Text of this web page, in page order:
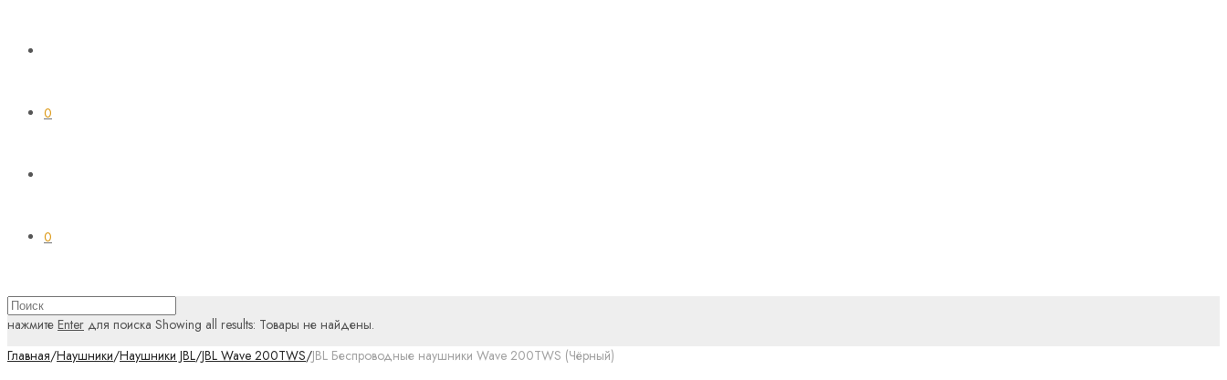
0
0
нажмите Enter для поиска Showing all results: Товары не найдены.
Главная/Наушники/Наушники JBL/JBL Wave 200TWS/JBL Беспроводные наушники Wave 200TWS (Чёрный)